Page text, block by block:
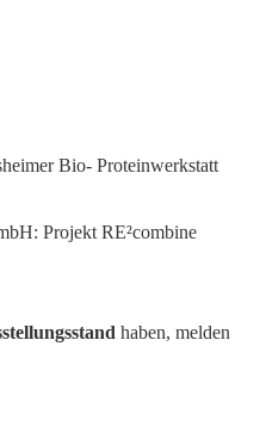
Bio- Proteinwerkstatt
Projekt RE²combine
haben, melden